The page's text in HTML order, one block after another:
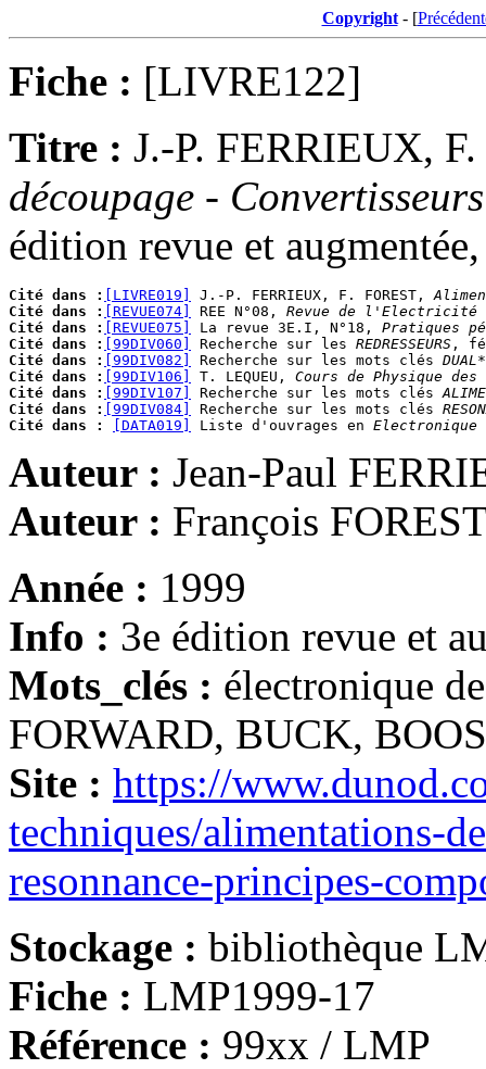
Copyright- [
Fiche : [LIVRE122]
Titre : J.-P. FERRIEUX,
découpage -
édition revue et
Cité dans : [LIVRE019] J.-P. FERRIEUX, F. FOREST,
Cité dans :
[REVUE074] REE N°08, Revue de l'Electricité
Cité dans :
[REVUE075] La revue 3E.I, N°18, Pratiques
Cité dans :
[99DIV060] Recherche sur les REDRESSEURS
Cité dans :
[99DIV082] Recherche sur les mots clés DUAL*
Cité dans :
[99DIV106] T. LEQUEU, Cours de Physique des
Cité dans :
[99DIV107] Recherche sur les mots clés
Cité dans :
[99DIV084] Recherche sur les mots clés
Cité dans :
[DATA019] Liste d'ouvrages en Electronique
Auteur : Jean-Paul
Auteur : François
Année : 1999
Info : 3e édition revue et
Mots_clés : électronique
FORWARD, BUCK,
Site : https://
techniques/alimentations-
resonnance-principes-
Stockage : bibliothèque
Fiche : LMP1999-17
Référence : 99xx / LMP